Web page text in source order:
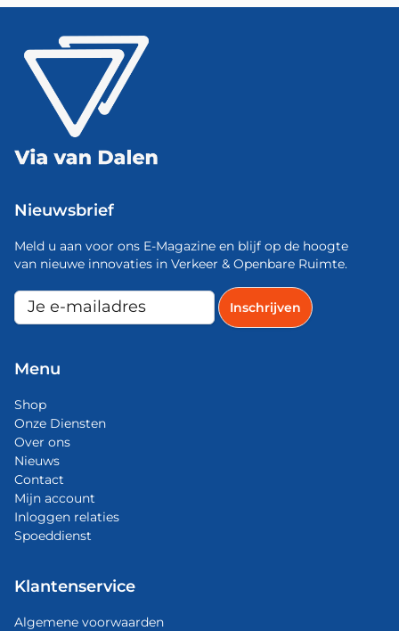
Nieuwsbrief
Meld u aan voor ons E-Magazine en blijf op de hoogte
van nieuwe innovaties in Verkeer & Openbare Ruimte.
Menu
Shop
Onze Diensten
Over ons
Nieuws
Contact
Mijn account
Inloggen relaties
Spoeddienst
Klantenservice
Algemene voorwaarden